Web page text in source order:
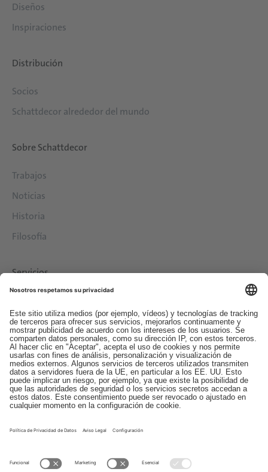
Diseños
Inspiraciones
Distribución
Socios
Schattdecor alrededor del mundo
Sobre Schattdecor
Trabajos
Noticias
Historia
Filosofía
Servicios
Contacto
EDI